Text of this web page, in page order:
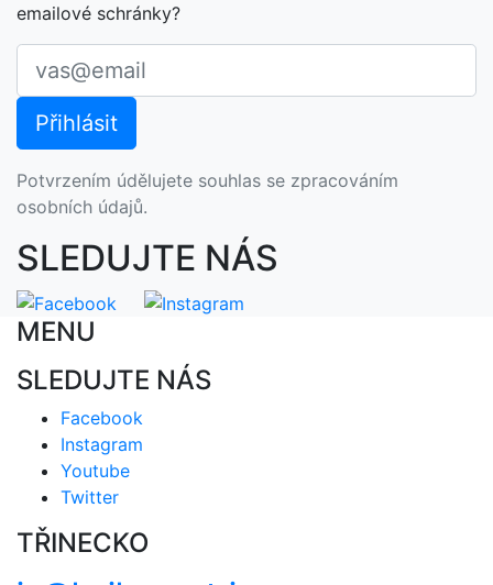
emailové schránky?
Potvrzením údělujete souhlas se zpracováním
osobních údajů.
SLEDUJTE NÁS
MENU
SLEDUJTE NÁS
Facebook
Instagram
Youtube
Twitter
TŘINECKO